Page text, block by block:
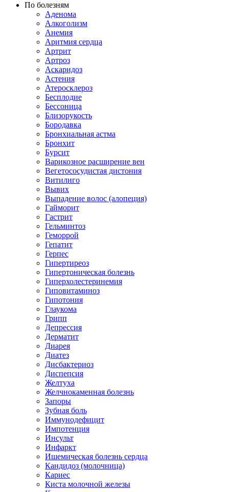
По болезням
Аденома
Алкоголизм
Анемия
Аритмия сердца
Артрит
Артроз
Аскаридоз
Астения
Атеросклероз
Бесплодие
Бессоница
Близорукость
Бородавка
Бронхиальная астма
Бронхит
Бурсит
Варикозное расширение вен
Вегетососудистая дистония
Витилиго
Вывих
Выпадение волос (алопеция)
Гайморит
Гастрит
Гельминтоз
Геморрой
Гепатит
Герпес
Гипертиреоз
Гипертоническая болезнь
Гиперхолестеринемия
Гиповитаминоз
Гипотония
Глаукома
Грипп
Депрессия
Дерматит
Диарея
Диатез
Дисбактериоз
Диспепсия
Желтуха
Желчнокаменная болезнь
Запоры
Зубная боль
Иммунодефицит
Импотенция
Инсульт
Инфаркт
Ишемическая болезнь сердца
Кандидоз (молочница)
Кариес
Киста молочной железы